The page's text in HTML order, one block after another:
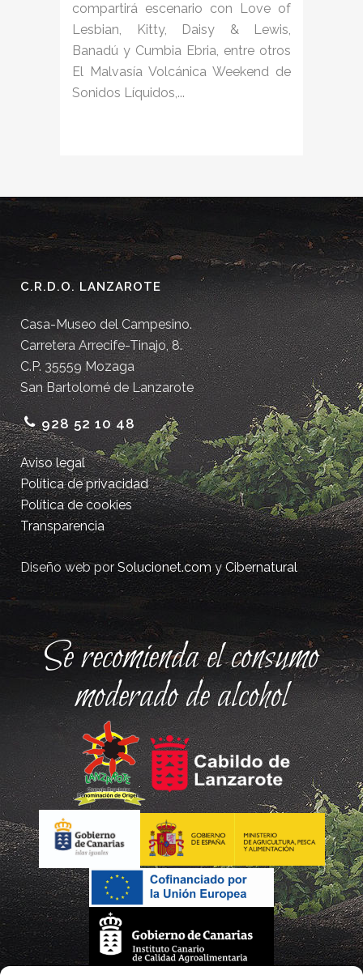
compartirá escenario con Love of
Lesbian, Kitty, Daisy & Lewis,
Banadú y Cumbia Ebria, entre otros
El Malvasía Volcánica Weekend de
Sonidos Líquidos,...
C.R.D.O. LANZAROTE
Casa-Museo del Campesino.
Carretera Arrecife-Tinajo, 8.
C.P. 35559 Mozaga
San Bartolomé de Lanzarote
928 52 10 48
Aviso legal
Política de privacidad
Política de cookies
Transparencia
Diseño web porSolucionet.comyCibernatural
Se recomienda el consumo
moderado de alcohol